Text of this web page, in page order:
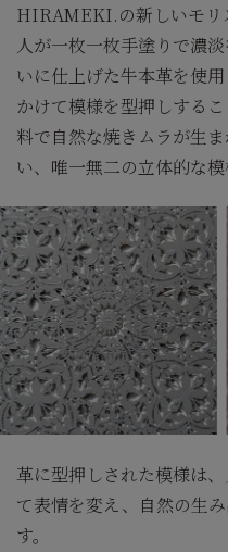
HIRAMEKI.の新しいモリ
人が一枚一枚手塗りで濃
いに仕上げた牛本革を使
かけて模様を型押しする
料で自然な焼きムラが生
い、唯一無二の立体的な模
革に型押しされた模様は
て表情を変え、自然の生
す。